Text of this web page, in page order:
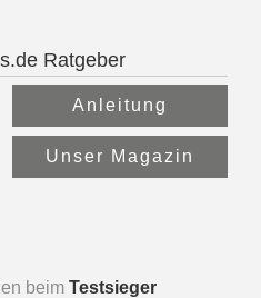
Ratgeber
Anleitung
Unser Magazin
beim Testsieger